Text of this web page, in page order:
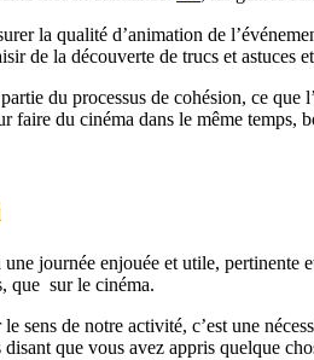
la qualité d’animation de
de la découverte de trucs et astuces
du processus de cohésion, ce
faire du cinéma dans le même temps,
journée enjouée et utile, pertinente
que sur le cinéma.
sens de notre activité, c’est une
que vous avez appris quelque